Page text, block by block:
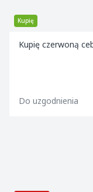
Kupię
Kupię czerwoną
Do uzgodnienia